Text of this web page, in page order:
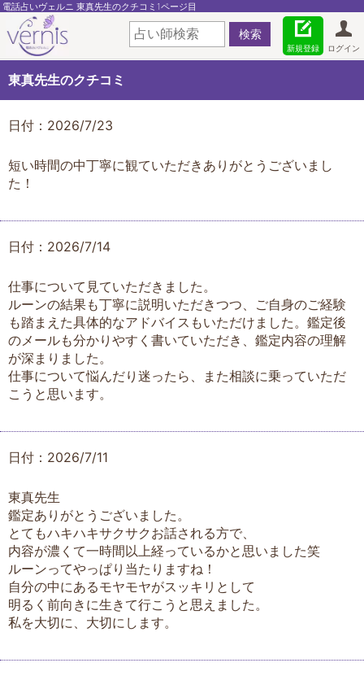
電話占いヴェルニ 東真先生のクチコミ1ページ目
ログイン
新規登録
東真先生のクチコミ
日付：2026/7/23
短い時間の中丁寧に観ていただきありがとうございまし
た！
日付：2026/7/14
仕事について見ていただきました。
ルーンの結果も丁寧に説明いただきつつ、ご自身のご経験
も踏まえた具体的なアドバイスもいただけました。鑑定後
のメールも分かりやすく書いていただき、鑑定内容の理解
が深まりました。
仕事について悩んだり迷ったら、また相談に乗っていただ
こうと思います。
日付：2026/7/11
東真先生
鑑定ありがとうございました。
とてもハキハキサクサクお話される方で、
内容が濃くて一時間以上経っているかと思いました笑
ルーンってやっぱり当たりますね！
自分の中にあるモヤモヤがスッキリとして
明るく前向きに生きて行こうと思えました。
私を大切に、大切にします。